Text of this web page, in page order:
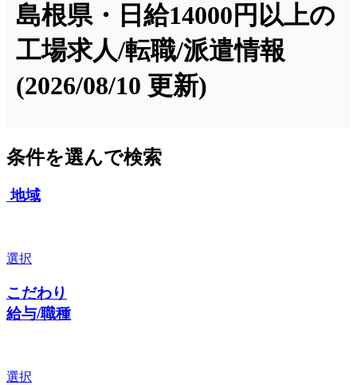
島根県・日給14000円以上の
工場求人/転職/派遣情報
(2026/08/10 更新)
条件を選んで検索
地域
選択
こだわり
給与/職種
選択